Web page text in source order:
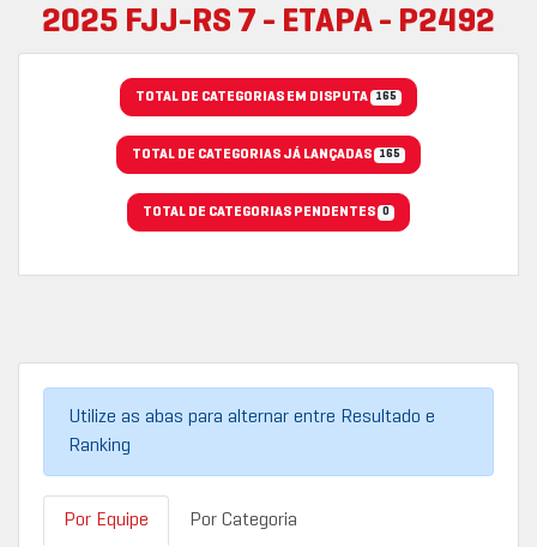
2025 FJJ-RS 7 - ETAPA - P2492
TOTAL DE CATEGORIAS EM DISPUTA 165
TOTAL DE CATEGORIAS JÁ LANÇADAS 165
TOTAL DE CATEGORIAS PENDENTES 0
Utilize as abas para alternar entre Resultado e
Ranking
Por Equipe Por Categoria